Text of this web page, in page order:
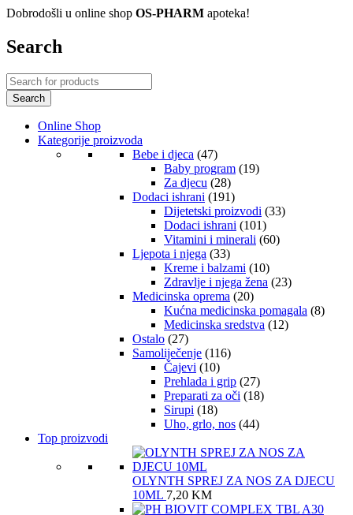
Dobrodošli u online shop OS-PHARM apoteka!
Search
Online Shop
Kategorije proizvoda
Bebe i djeca (47)
Baby program (19)
Za djecu (28)
Dodaci ishrani (191)
Dijetetski proizvodi (33)
Dodaci ishrani (101)
Vitamini i minerali (60)
Ljepota i njega (33)
Kreme i balzami (10)
Zdravlje i njega žena (23)
Medicinska oprema (20)
Kućna medicinska pomagala (8)
Medicinska sredstva (12)
Ostalo (27)
Samoliječenje (116)
Čajevi (10)
Prehlada i grip (27)
Preparati za oči (18)
Sirupi (18)
Uho, grlo, nos (44)
Top proizvodi
OLYNTH SPREJ ZA NOS ZA DJECU
10ML 7,20 KM